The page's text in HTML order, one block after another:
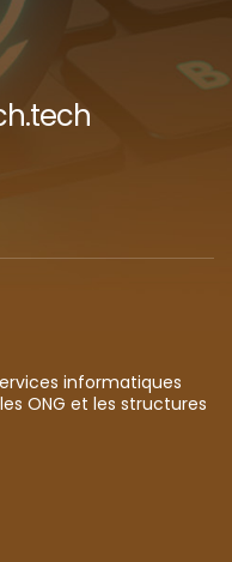
informatiques
ONG et les structures